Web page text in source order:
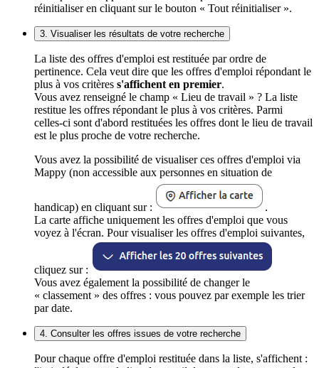
réinitialiser en cliquant sur le bouton « Tout réinitialiser ».
3. Visualiser les résultats de votre recherche
La liste des offres d'emploi est restituée par ordre de
pertinence. Cela veut dire que les offres d'emploi répondant le
plus à vos critères s'affichent en premier.
Vous avez renseigné le champ « Lieu de travail » ? La liste
restitue les offres répondant le plus à vos critères. Parmi
celles-ci sont d'abord restituées les offres dont le lieu de travail
est le plus proche de votre recherche.
Vous avez la possibilité de visualiser ces offres d'emploi via
Mappy (non accessible aux personnes en situation de
handicap) en cliquant sur :
.
La carte affiche uniquement les offres d'emploi que vous
voyez à l'écran. Pour visualiser les offres d'emploi suivantes,
cliquez sur :
Vous avez également la possibilité de changer le
« classement » des offres : vous pouvez par exemple les trier
par date.
4. Consulter les offres issues de votre recherche
Pour chaque offre d'emploi restituée dans la liste, s'affichent :